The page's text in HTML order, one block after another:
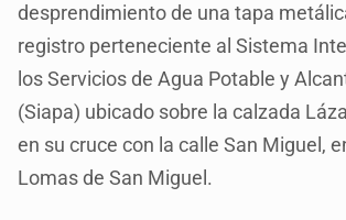
desprendimiento de una tapa
registro perteneciente al Sistema
los Servicios de Agua Potable y
(Siapa) ubicado sobre la calzada
en su cruce con la calle San Miguel,
Lomas de San Miguel.